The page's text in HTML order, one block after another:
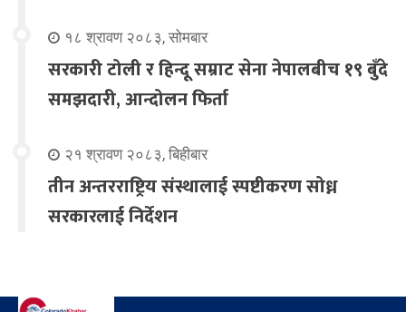
१८ श्रावण २०८३, सोमबार
सरकारी टोली र हिन्दू सम्राट सेना नेपालबीच १९ बुँदे
समझदारी, आन्दोलन फिर्ता
२१ श्रावण २०८३, बिहीबार
तीन अन्तरराष्ट्रिय संस्थालाई स्पष्टीकरण सोध्न
सरकारलाई निर्देशन